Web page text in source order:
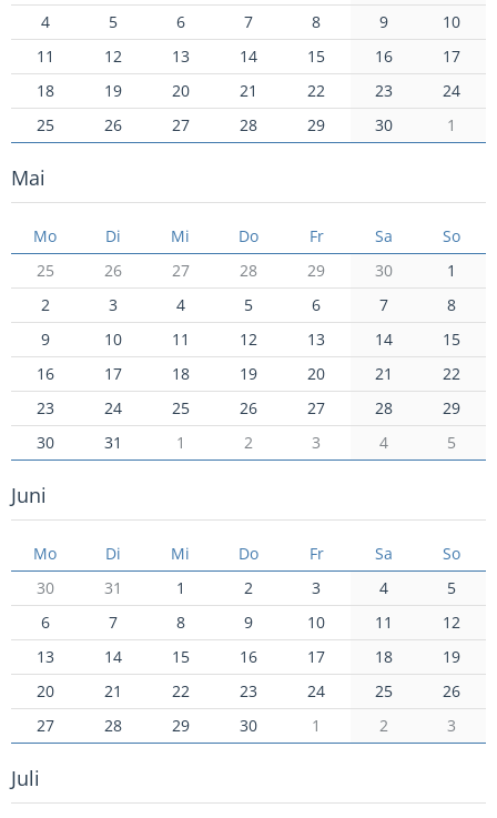
4
5 6 7 8 9
10
11
12 13 14 15 16
17
18
19 20 21 22 23
24
25
26 27 28 29 30 1
Mai
Mo Di Mi Do Fr Sa
So
25
26 27 28 29 30
1
2
3 4 5 6 7
8
9
10 11 12 13 14
15
16
17 18 19 20 21
22
23
24 25 26 27 28
29
30
31 1 2 3 4 5
Juni
Mo Di Mi Do Fr Sa
So
30
31 1 2 3 4
5
6
7 8 9 10 11
12
13
14 15 16 17 18
19
20
21 22 23 24 25
26
27
28 29 30 1 2 3
Juli